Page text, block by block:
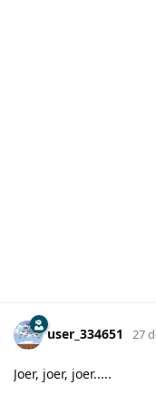
user_334651 27
Joer, joer, joer.....